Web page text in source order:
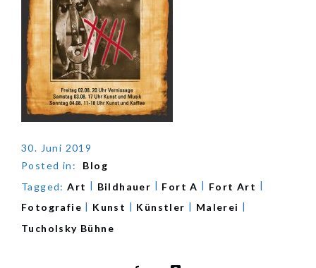
30. Juni 2019
Posted in:
Blog
Tagged: Art | Bildhauer | Fort A | Fort Art |
Fotografie | Kunst | Künstler | Malerei |
Tucholsky Bühne